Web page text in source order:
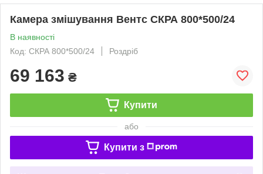
Камера змішування Вентс СКРА 800*500/24
В наявності
Код: СКРА 800*500/24
Роздріб
69 163 ₴
Купити
або
Купити з